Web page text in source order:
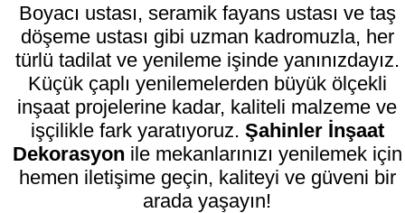
Boyacı ustası, seramik fayans ustası ve taş
döşeme ustası gibi uzman kadromuzla, her
türlü tadilat ve yenileme işinde yanınızdayız.
Küçük çaplı yenilemelerden büyük ölçekli
inşaat projelerine kadar, kaliteli malzeme ve
işçilikle fark yaratıyoruz. Şahinler İnşaat
Dekorasyon ile mekanlarınızı yenilemek için
hemen iletişime geçin, kaliteyi ve güveni bir
arada yaşayın!